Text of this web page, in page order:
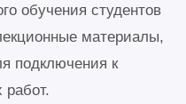
обучения студентов
материалы,
подключения к